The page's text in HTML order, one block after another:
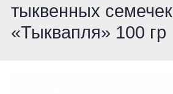
тыквенных семечек
«Тыквапля» 100 гр